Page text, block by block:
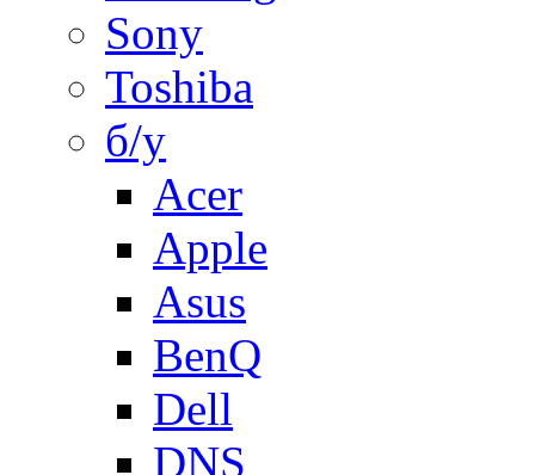
Sony
Toshiba
б/у
Acer
Apple
Asus
BenQ
Dell
DNS